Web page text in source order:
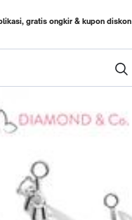
gratis ongkir & kupon diskon